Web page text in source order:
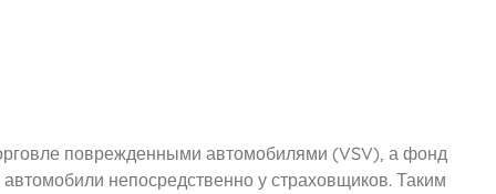
поврежденными автомобилями (VSV), а фонд
непосредственно у страховщиков. Таким